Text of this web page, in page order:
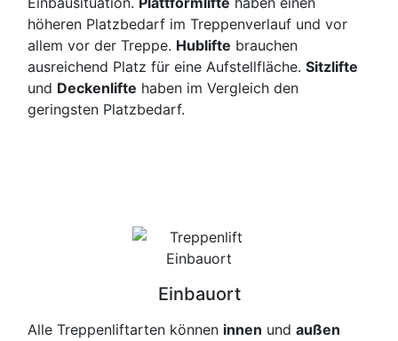
höheren Platzbedarf im Treppenverlauf und vor
allem vor der Treppe. Hublifte brauchen
ausreichend Platz für eine Aufstellfläche. Sitzlifte
und Deckenlifte haben im Vergleich den
geringsten Platzbedarf.
Einbauort
Alle Treppenliftarten können innen und außen